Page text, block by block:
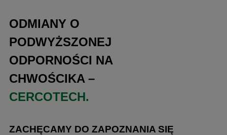
ODMIANY O
PODWYŻSZONEJ
ODPORNOŚCI NA
CHWOŚCIKA –
CERCOTECH.
ZACHĘCAMY DO ZAPOZNANIA SIĘ